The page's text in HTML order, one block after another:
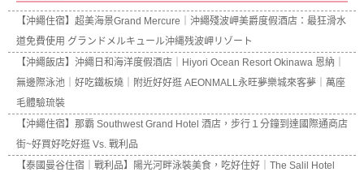
【沖繩住宿】超美海景Grand Mercure｜沖繩殘波岬美爵度假酒店：最狂滑水
道免費使用 グランドメルキュール沖縄残波岬リゾート
【沖繩飯店】沖繩日和海洋度假酒店｜Hiyori Ocean Resort Okinawa 恩納｜
無邊際泳池｜好吃鐵板燒｜附近好好逛 AEONMALL永旺夢樂城來客夢｜萬座
毛體驗琉裝
【沖繩住宿】那霸 Southwest Grand Hotel 酒店，步行１分鐘到達國際通商店
街~好買好吃好逛 Vs. 戰利品
【泰國曼谷住宿｜戰利品】陽光河畔泳裝美食，吃好住好｜The Salil Hotel